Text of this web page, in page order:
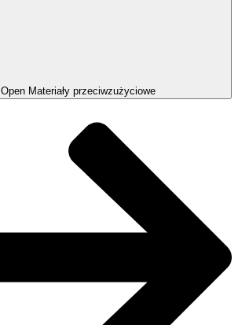
Open Materiały przeciwzużyciowe